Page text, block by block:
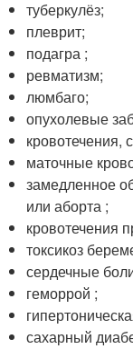
туберкулёз;
плеврит;
подагра ;
ревматизм;
люмбаго;
опухолевые
кровотечения,
маточные
замедленное
или аборта ;
кровотечения
токсикоз
сердечные
геморрой ;
сахарный